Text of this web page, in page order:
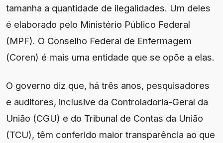
tamanha a quantidade de ilegalidades. Um deles
é elaborado pelo Ministério Público Federal
(MPF). O Conselho Federal de Enfermagem
(Coren) é mais uma entidade que se opõe a elas.
O governo diz que, há três anos, pesquisadores
e auditores, inclusive da Controladoria-Geral da
União (CGU) e do Tribunal de Contas da União
(TCU), têm conferido maior transparência ao que